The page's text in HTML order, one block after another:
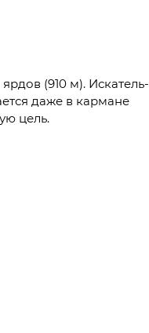
(910 м). Искатель-
даже в кармане
цель.